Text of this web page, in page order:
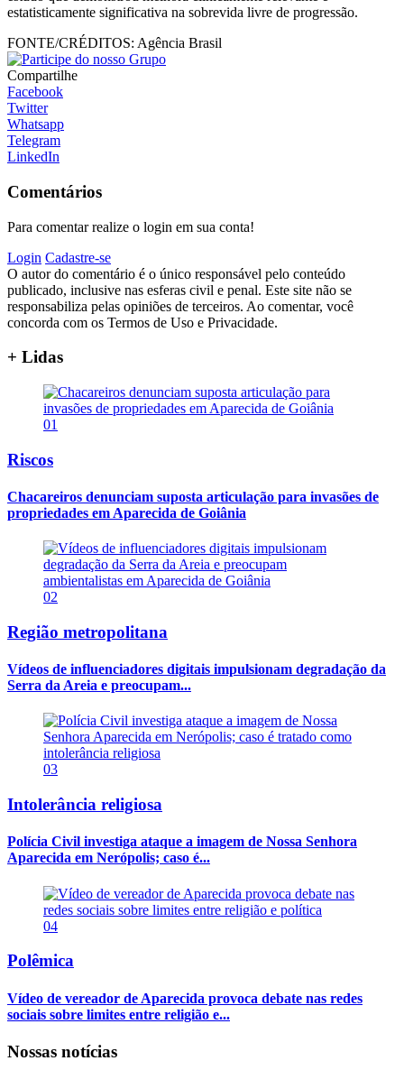
estatisticamente significativa na sobrevida livre de progressão.
FONTE/CRÉDITOS: Agência Brasil
Compartilhe
Facebook
Twitter
Whatsapp
Telegram
LinkedIn
Comentários
Para comentar realize o login em sua conta!
Login Cadastre-se
O autor do comentário é o único responsável pelo conteúdo
publicado, inclusive nas esferas civil e penal. Este site não se
responsabiliza pelas opiniões de terceiros. Ao comentar, você
concorda com os Termos de Uso e Privacidade.
+ Lidas
01
Riscos
Chacareiros denunciam suposta articulação para invasões de
propriedades em Aparecida de Goiânia
02
Região metropolitana
Vídeos de influenciadores digitais impulsionam degradação da
Serra da Areia e preocupam...
03
Intolerância religiosa
Polícia Civil investiga ataque a imagem de Nossa Senhora
Aparecida em Nerópolis; caso é...
04
Polêmica
Vídeo de vereador de Aparecida provoca debate nas redes
sociais sobre limites entre religião e...
Nossas notícias